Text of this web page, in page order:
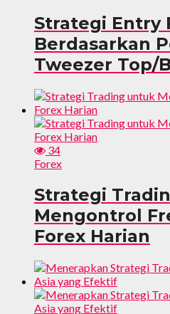
Strategi Entry
Berdasarkan
Tweezer Top/
34
Forex
Strategi
Mengontrol
Forex Harian